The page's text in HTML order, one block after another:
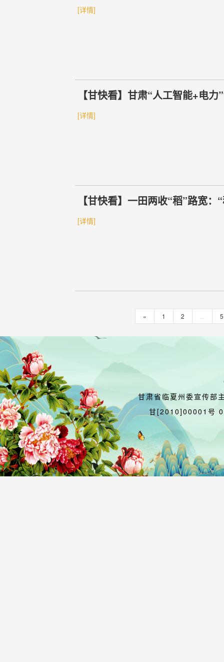
[详情]
【甘快看】甘肃“人工智能+电
[详情]
【甘快看】一田两收“稻”路宽
[详情]
« 1 2 5
甘肃省临夏州委宣传部
甘[2010]00001号